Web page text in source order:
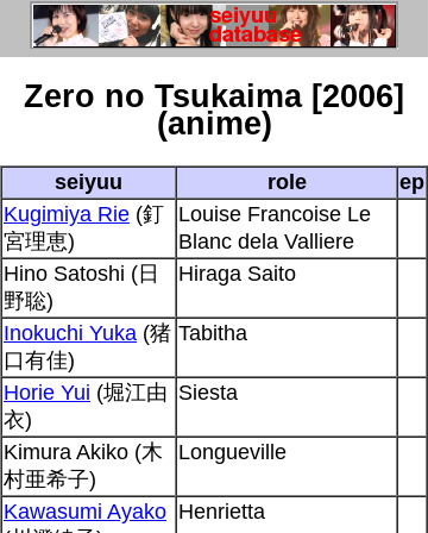
Zero no Tsukaima [2006]
(anime)
seiyuu role
ep
Kugimiya Rie (釘
宮理恵)
Louise Francoise Le
Blanc dela Valliere
Hino Satoshi (日
野聡)
Hiraga Saito
Inokuchi Yuka (猪
口有佳)
Tabitha
Horie Yui (堀江由
衣)
Siesta
Kimura Akiko (木
村亜希子)
Longueville
Kawasumi Ayako Henrietta